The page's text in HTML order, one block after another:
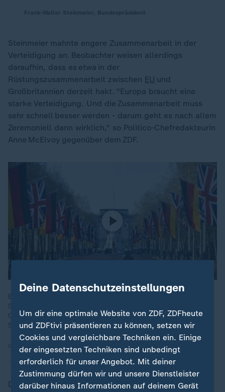
Steinmeier mahnte engere Zusammenarbeit in der
Verteidigung an. Beobachter weisen allerdings
daraufhin, dass es etwa in der
Rüstungszusammenarbeit zwischen EU und
Großbritannien derzeit hakt. "Europa braucht eine
starke Verteidigung. Und die Zusammenarbeit muss
sehr schnell besser werden - darum geht es nach allem
Zeremoniell dann wirklich," so Politico-Chefredakteurin
Anne McElvoy gegenüber dem ZDF.
Bundespräsident Steinmeier hat seinen dreitägigen
Staatsbesuch im Vereinigten Königreich gestartet. König
Charles und Camilla empfangen ihn in Windsor mit Ehren und
Staatsbankett.
03.12.2025 | 1:03 min
Der Bundespräsident warb vor britischen
Deine Datenschutzeinstellungen
Um dir eine optimale Website von ZDF, ZDFheute
und ZDFtivi präsentieren zu können, setzen wir
Cookies und vergleichbare Techniken ein. Einige
der eingesetzten Techniken sind unbedingt
erforderlich für unser Angebot. Mit deiner
Zustimmung dürfen wir und unsere Dienstleister
darüber hinaus Informationen auf deinem Gerät